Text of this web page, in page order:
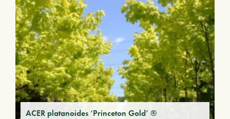
ACER platanoides ‘Princeton Gold’ ®